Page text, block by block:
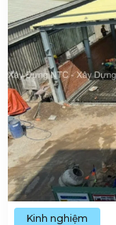
Kinh nghiệm